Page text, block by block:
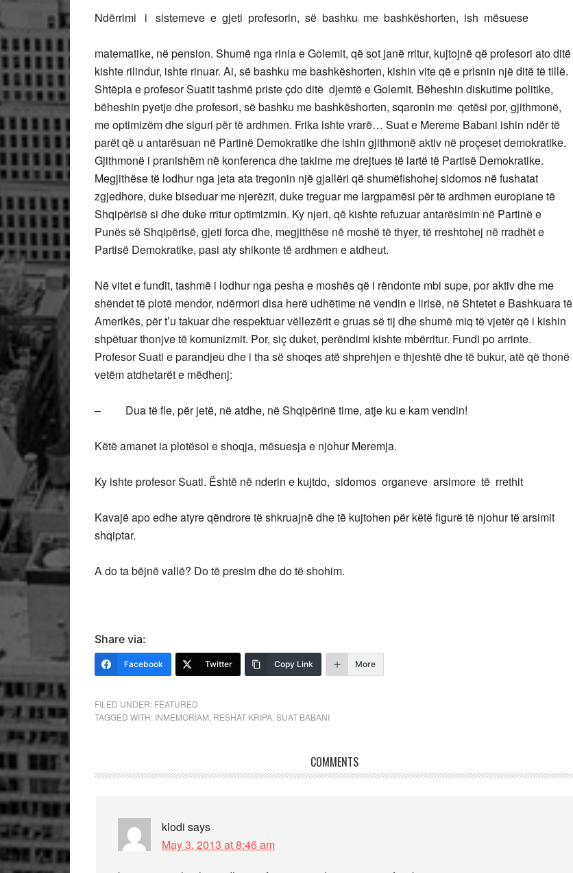
Ndërrimi i sistemeve e gjeti profesorin, së bashku me bashkëshorten, ish mësuese
matematike, në pension. Shumë nga rinia e Golemit, që sot janë rritur, kujtojnë që profesori ato ditë
kishte rilindur, ishte rinuar. Ai, së bashku me bashkëshorten, kishin vite që e prisnin një ditë të tillë.
Shtëpia e profesor Suatit tashmë priste çdo ditë djemtë e Golemit. Bëheshin diskutime politike,
bëheshin pyetje dhe profesori, së bashku me bashkëshorten, sqaronin me qetësi por, gjithmonë,
me optimizëm dhe siguri për të ardhmen. Frika ishte vrarë… Suat e Mereme Babani ishin ndër të
parët që u antarësuan në Partinë Demokratike dhe ishin gjithmonë aktiv në proçeset demokratike.
Gjithmonë i pranishëm në konferenca dhe takime me drejtues të lartë të Partisë Demokratike.
Megjithëse të lodhur nga jeta ata tregonin një gjallëri që shumëfishohej sidomos në fushatat
zgjedhore, duke biseduar me njerëzit, duke treguar me largpamësi për të ardhmen europiane të
Shqipërisë si dhe duke rritur optimizmin. Ky njeri, që kishte refuzuar antarësimin në Partinë e
Punës së Shqipërisë, gjeti forca dhe, megjithëse në moshë të thyer, të rreshtohej në rradhët e
Partisë Demokratike, pasi aty shikonte të ardhmen e atdheut.
Në vitet e fundit, tashmë i lodhur nga pesha e moshës që i rëndonte mbi supe, por aktiv dhe me
shëndet të plotë mendor, ndërmori disa herë udhëtime në vendin e lirisë, në Shtetet e Bashkuara të
Amerikës, për t’u takuar dhe respektuar vëllezërit e gruas së tij dhe shumë miq të vjetër që i kishin
shpëtuar thonjve të komunizmit. Por, siç duket, perëndimi kishte mbërritur. Fundi po arrinte.
Profesor Suati e parandjeu dhe i tha së shoqes atë shprehjen e thjeshtë dhe të bukur, atë që thonë
vetëm atdhetarët e mëdhenj:
– Dua të fle, për jetë, në atdhe, në Shqipërinë time, atje ku e kam vendin!
Këtë amanet ia plotësoi e shoqja, mësuesja e njohur Meremja.
Ky ishte profesor Suati. Është në nderin e kujtdo, sidomos organeve arsimore të rrethit
Kavajë apo edhe atyre qëndrore të shkruajnë dhe të kujtohen për këtë figurë të njohur të arsimit
shqiptar.
A do ta bëjnë vallë? Do të presim dhe do të shohim.
Share via:
Facebook Twitter Copy Link More
FILED UNDER: FEATURED
TAGGED WITH: INMEMORIAM RESHAT KRIPA SUAT BABANI
COMMENTS
klodi says
May 3, 2013 at 8:46 am